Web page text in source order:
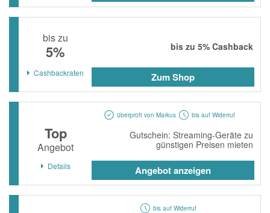
vidaXL
bonprix
tink
Ankerkraut
ABOUT YOU
Alle Shops anzeigen
bis zu
5% bis zu 5% Cashback
Cashbackraten Zum Shop
überprüft von Markus bis auf Widerruf
Top
Angebot
Gutschein: Streaming-Geräte zu
günstigen Preisen mieten
Details Angebot anzeigen
bis auf Widerruf